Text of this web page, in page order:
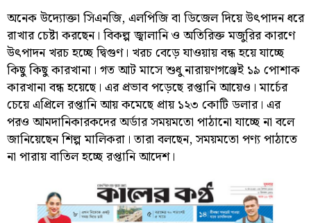
অনেক উদ্যোক্তা সিএনজি, এলপিজি বা ডিজেল দিয়ে উৎপাদন ধরে
রাখার চেষ্টা করছেন। বিকল্প জ্বালানি ও অতিরিক্ত মজুরির কারণে
উৎপাদন খরচ হচ্ছে দ্বিগুণ। খরচ বেড়ে যাওয়ায় বন্ধ হয়ে যাচ্ছে
কিছু কিছু কারখানা। গত আট মাসে শুধু নারায়ণগঞ্জেই ১৯ পোশাক
কারখানা বন্ধ হয়েছে। এর প্রভাব পড়েছে রপ্তানি আয়েও। মার্চের
চেয়ে এপ্রিলে রপ্তানি আয় কমেছে প্রায় ১২৩ কোটি ডলার। এর
পরও আমদানিকারকদের অর্ডার সময়মতো পাঠানো যাচ্ছে না বলে
জানিয়েছেন শিল্প মালিকরা। তারা বলছেন, সময়মতো পণ্য পাঠাতে
না পারায় বাতিল হচ্ছে রপ্তানি আদেশ।